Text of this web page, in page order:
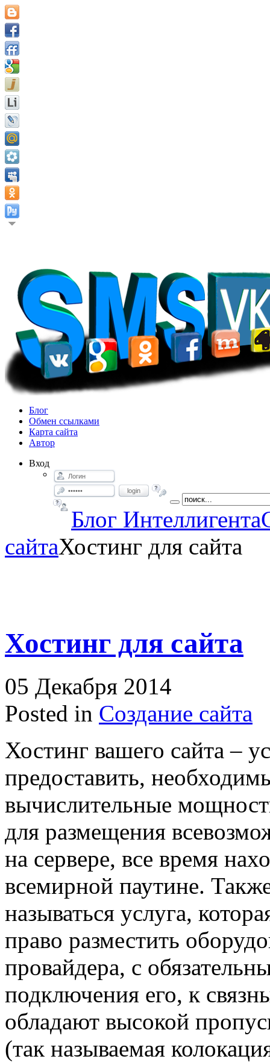
Блог
Обмен ссылками
Карта сайта
Автор
Вход
login
Блог Интеллигента
сайтаХостинг для сайта
Хостинг для сайта
05 Декабря 2014
Posted in Создание сайта
Хостинг вашего сайта –
предоставить,
вычислительные
для размещения
на сервере, все время
всемирной паутине.
называться услуга,
право разместить
провайдера, с
подключения его, к
обладают высокой
(так называемая